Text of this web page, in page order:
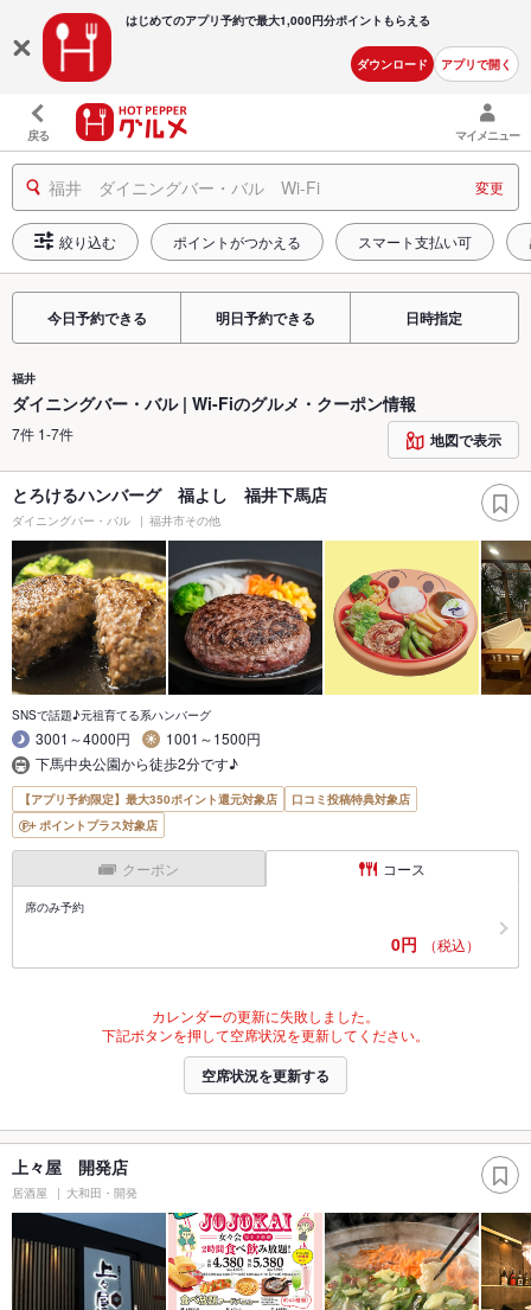
はじめてのアプリ予約で最大1,000円分ポイントもらえる
ダウンロード アプリで開く
戻る マイメニュー
福井 ダイニングバー・バル Wi-Fi 変更
絞り込む ポイントがつかえる スマート支払い可
今日予約できる 明日予約できる 日時指定
福井
ダイニングバー・バル | Wi-Fiのグルメ・クーポン情報
7件 1-7件 地図で表示
とろけるハンバーグ 福よし 福井下馬店
ダイニングバー・バル 福井市その他
SNSで話題♪元祖育てる系ハンバーグ
3001～4000円
1001～1500円
下馬中央公園から徒歩2分です♪
【アプリ予約限定】最大350ポイント還元対象店
口コミ投稿特典対象店
ポイントプラス対象店
クーポン コース
席のみ予約
0円 （税込）
カレンダーの更新に失敗しました。
下記ボタンを押して空席状況を更新してください。
空席状況を更新する
上々屋 開発店
居酒屋 大和田・開発